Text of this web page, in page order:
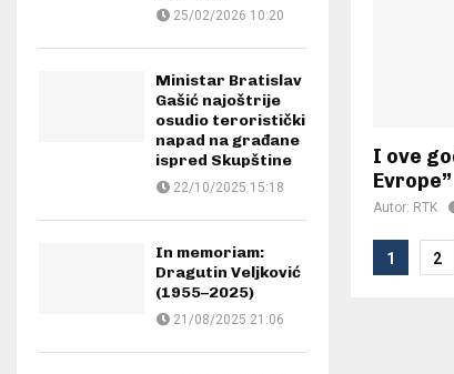
I ove
Evrope”
Autor: RTK
Posts
1 2
25/02/2026 10:20
Ministar Bratislav
Gašić najoštrije
osudio teroristički
napad na građane
ispred Skupštine
22/10/2025 15:18
In memoriam:
Dragutin Veljković
(1955–2025)
21/08/2025 21:06